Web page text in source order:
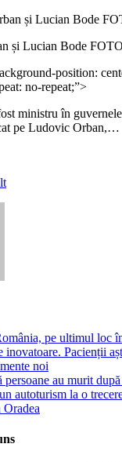
și Lucian Bode
position:
no-repeat;”>
ministru în
pe Ludovic Orban,…
pe ultimul loc
inovatoare. Pacienții
noi
persoane au murit
autoturism la o
Oradea